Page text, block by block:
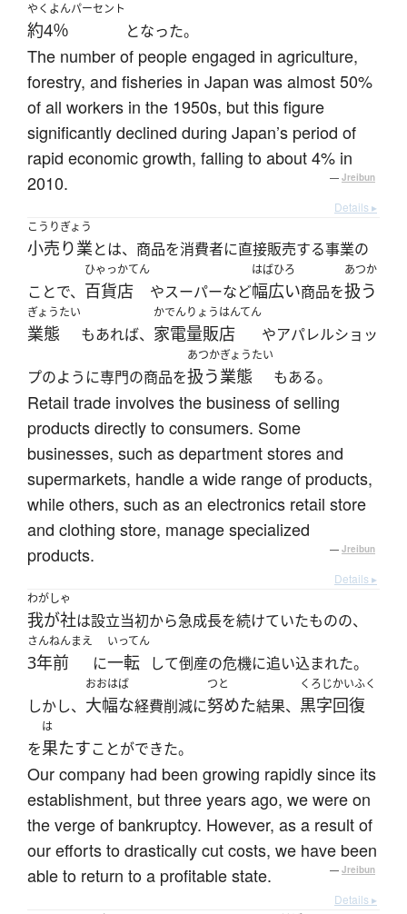
やくよんパーセント
約4％ となった。
The number of people engaged in agriculture,
forestry, and fisheries in Japan was almost 50%
of all workers in the 1950s, but this figure
significantly declined during Japan’s period of
rapid economic growth, falling to about 4% in
2010.
— Jreibun
Details ▸
こうりぎょう
小売り業とは、商品を消費者に直接販売する事業の
ことで、
ひゃっかてん
百貨店 やスーパーなど
はばひろ
幅広い商品を
あつか
扱う
ぎょうたい
業態 もあれば、
かでんりょうはんてん
家電量販店 やアパレルショッ
プのように専門の商品を
あつか
扱う
ぎょうたい
業態 もある。
Retail trade involves the business of selling
products directly to consumers. Some
businesses, such as department stores and
supermarkets, handle a wide range of products,
while others, such as an electronics retail store
and clothing store, manage specialized
products.
— Jreibun
Details ▸
わがしゃ
我が社は設立当初から急成長を続けていたものの、
さんねんまえ
3年前 に
いってん
一転 して倒産の危機に追い込まれた。
しかし、
おおはば
大幅な経費削減に
つと
努めた結果、
くろじかいふく
黒字回復
を
は
果たすことができた。
Our company had been growing rapidly since its
establishment, but three years ago, we were on
the verge of bankruptcy. However, as a result of
our efforts to drastically cut costs, we have been
able to return to a profitable state.
— Jreibun
Details ▸